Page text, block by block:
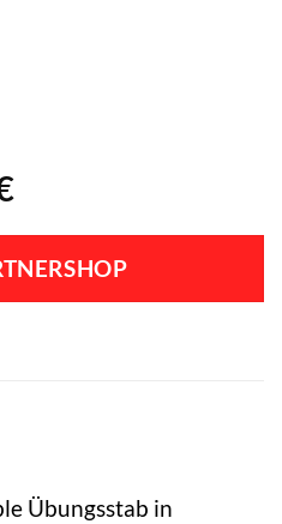
Aktueller
ist:
20,96 €.
Übungsstab in